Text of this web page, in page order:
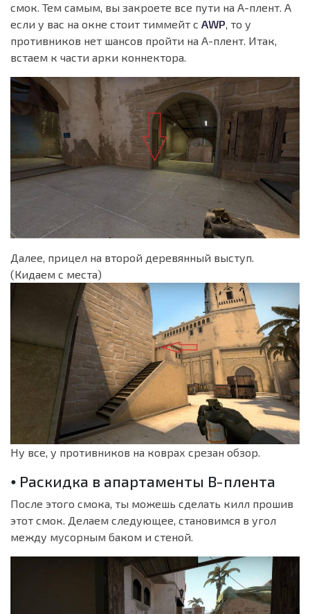
смок. Тем самым, вы закроете все пути на A-плент. А
если у вас на окне стоит тиммейт с AWP, то у
противников нет шансов пройти на А-плент. Итак,
встаем к части арки коннектора.
Далее, прицел на второй деревянный выступ.
(Кидаем с места)
Ну все, у противников на коврах срезан обзор.
⦁ Раскидка в апартаменты B-плента
После этого смока, ты можешь сделать килл прошив
этот смок. Делаем следующее, становимся в угол
между мусорным баком и стеной.